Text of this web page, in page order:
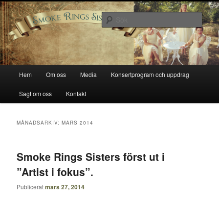
Hoppa
till
primärt
innehåll
Hoppa
till
sekundärt
innehållSmoke Rings Sisters
Smoke Rings Sisters
Sök
Hem Om oss Media Konsertprogram och uppdrag
Sagt om oss Kontakt
MÅNADSARKIV:MARS 2014
Smoke Rings Sisters först ut i
”Artist i fokus”.
Publiceratmars 27, 2014